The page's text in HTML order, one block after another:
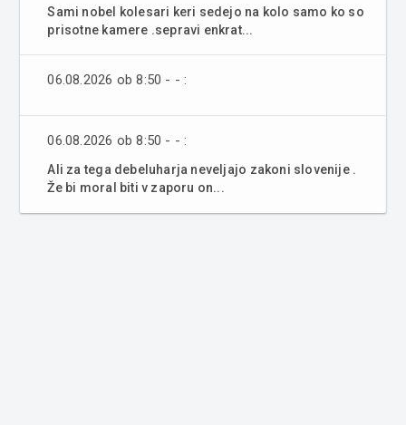
Sami nobel kolesari keri sedejo na kolo samo ko so
prisotne kamere .sepravi enkrat...
06.08.2026 ob 8:50 - - :
06.08.2026 ob 8:50 - - :
Ali za tega debeluharja neveljajo zakoni slovenije .
Že bi moral biti v zaporu on...